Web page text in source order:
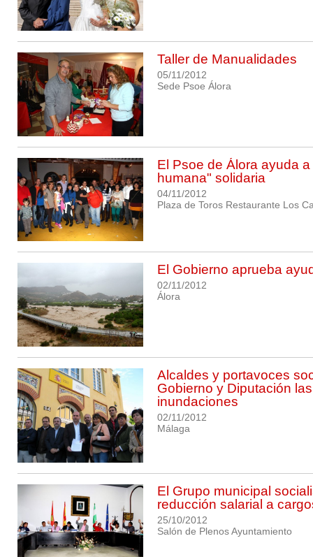
Taller de Manualidades
05/11/2012
Sede Psoe Álora
El Psoe de Álora ayuda
humana" solidaria
04/11/2012
Plaza de Toros Restaurante Los
El Gobierno aprueba
02/11/2012
Álora
Alcaldes y portavoces
Gobierno y Diputación
inundaciones
02/11/2012
Málaga
El Grupo municipal
reducción salarial a
25/10/2012
Salón de Plenos Ayuntamiento